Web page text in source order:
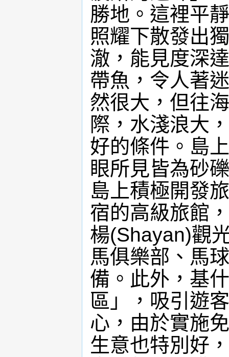
勝地。這裡平
照耀下散發出
澈，能見度深
帶魚，令人著
然很大，但往
際，水淺浪大
好的條件。島
眼所見皆為砂
島上積極開發
宿的高級旅館
楊(Shayan)觀
馬俱樂部、馬
備。此外，基
區」，吸引遊
心，由於實施
生意也特別好